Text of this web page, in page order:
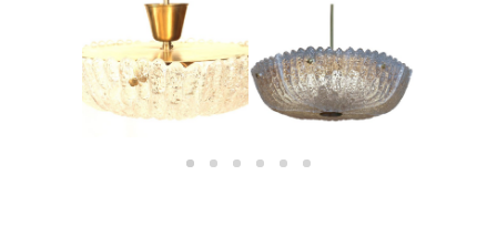
LUSTRE EN VERRE MOULÉ
SUÉDOIS ORREFORS –
1960
ORREFORS SUÈDE, 1950